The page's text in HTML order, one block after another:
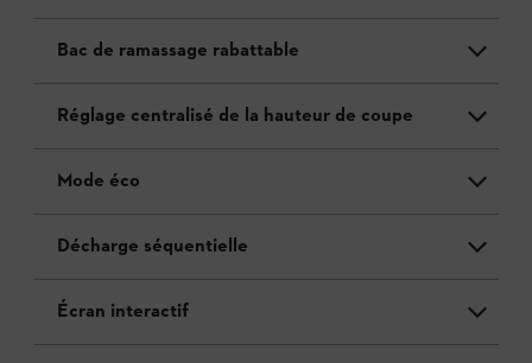
Bac de ramassage rabattable
Réglage centralisé de la hauteur de coupe
Mode éco
Décharge séquentielle
Écran interactif